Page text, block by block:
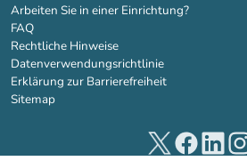
Arbeiten Sie in einer Einrichtung?(new tab)
FAQ
Rechtliche Hinweise
Datenverwendungsrichtlinie
Erklärung zur Barrierefreiheit
Sitemap
(new tab)
(new